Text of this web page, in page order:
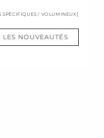
SPÉCIFIQUES / VOLUMINEUX]
LES NOUVEAUTÉS